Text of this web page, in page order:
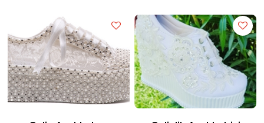
39 EUR / 8,5 ABD / 6 UK
40 EUR / 9 ABD / 6,5 UK
41 EUR / 9,5 ABD / 7 UK
42 EUR / 10 ABD / 7,5 UK
42,5 EUR / 10,5 ABD / 9 UK
43 EUR / 11 ABD / 9,5 UK
44 EUR / 11,5 ABD / 10 UK
44,5 EUR / 12 ABD / 10,5 UK
45 EUR / 12,5 ABD / 11 UK